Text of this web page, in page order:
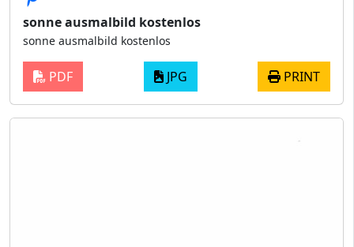
sonne ausmalbild kostenlos
sonne ausmalbild kostenlos
PDF JPG PRINT